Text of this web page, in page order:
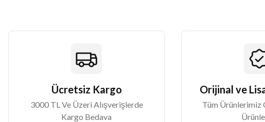
Ücretsiz Kargo
3000 TL Ve Üzeri Alışverişlerde
Kargo Bedava
Orijinal ve
Tüm Ürünlerimiz